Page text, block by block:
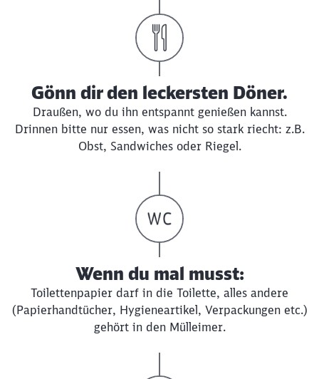
Gönn dir den leckersten Döner.
Draußen, wo du ihn entspannt genießen kannst.
Drinnen bitte nur essen, was nicht so stark riecht: z.B.
Obst, Sandwiches oder Riegel.
Wenn du mal musst:
Toilettenpapier darf in die Toilette, alles andere
(Papierhandtücher, Hygieneartikel, Verpackungen etc.)
gehört in den Mülleimer.